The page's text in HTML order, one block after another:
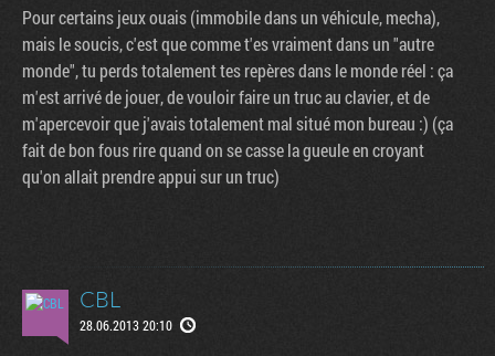
Pour certains jeux ouais (immobile dans un véhicule, mecha),
mais le soucis, c'est que comme t'es vraiment dans un "autre
monde", tu perds totalement tes repères dans le monde réel : ça
m'est arrivé de jouer, de vouloir faire un truc au clavier, et de
m'apercevoir que j'avais totalement mal situé mon bureau :) (ça
fait de bon fous rire quand on se casse la gueule en croyant
qu'on allait prendre appui sur un truc)
CBL
28.06.2013 20:10